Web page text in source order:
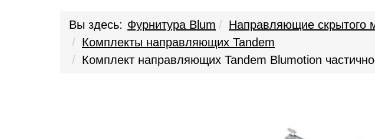
Вы здесь: Фурнитура Blum Направляющие скрытого
Комплекты направляющих Tandem
Комплект направляющих Tandem Blumotion